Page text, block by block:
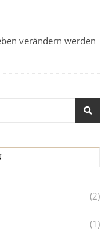
verändern werden
(2)
(1)